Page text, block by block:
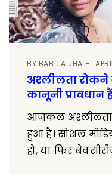
BY BABITA JHA
अश्लीलता
कानूनी प्रावधान
आजकल अश्लीलता
हुआ है। सोशल
हो, या फिर